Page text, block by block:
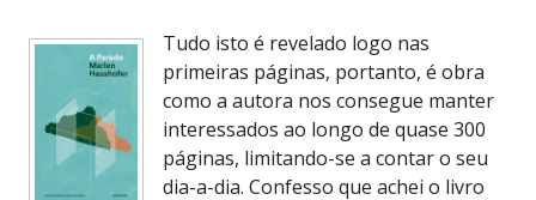
Tudo isto é revelado logo nas
primeiras páginas, portanto, é obra
como a autora nos consegue manter
interessados ao longo de quase 300
páginas, limitando-se a contar o seu
dia-a-dia. Confesso que achei o livro